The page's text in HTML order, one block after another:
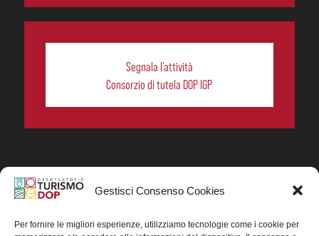
Gestisci Consenso Cookies
Per fornire le migliori esperienze, utilizziamo tecnologie come i cookie per
Segnala l’attività
Consorzio di tutela DOP IGP
In collaborazione ORIGIN ITALIA.
del turismo enogastronomico dei prodotti DOP IGP
italiani.